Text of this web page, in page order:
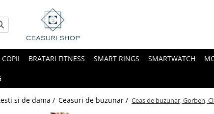
COPII BRATARI FITNESS SMART RINGS SMARTWATCH
si de dama / Ceasuri de buzunar / Ceas de buzunar, Gorben,